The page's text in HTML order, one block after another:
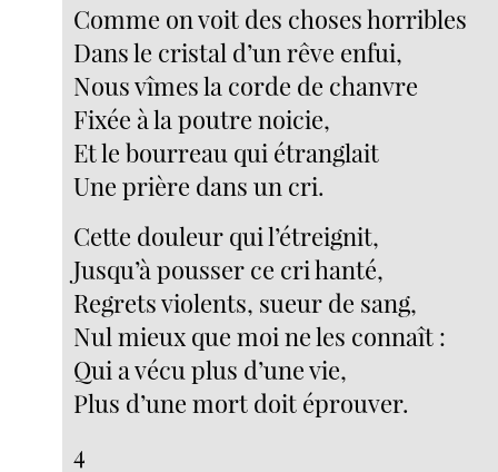
Comme on voit des choses horribles
Dans le cristal d’un rêve enfui,
Nous vîmes la corde de chanvre
Fixée à la poutre noicie,
Et le bourreau qui étranglait
Une prière dans un cri.
Cette douleur qui l’étreignit,
Jusqu’à pousser ce cri hanté,
Regrets violents, sueur de sang,
Nul mieux que moi ne les connaît :
Qui a vécu plus d’une vie,
Plus d’une mort doit éprouver.
4